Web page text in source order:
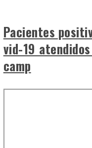
Pacientes
vid-19
camp